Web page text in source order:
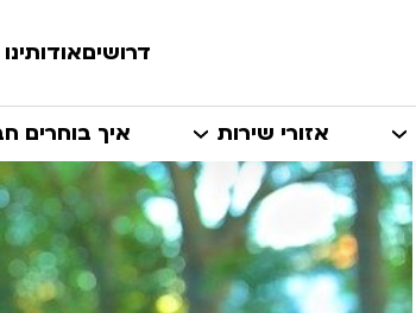
דרושיםאודותינו
אזורי שירות איך בוחרים